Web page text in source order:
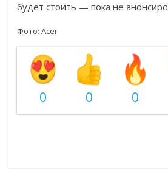
будет стоить — пока не
Фото: Acer
0 0 0